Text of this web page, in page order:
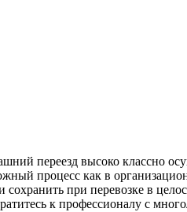
переезд высоко
процесс как в
при перевозке в
к профессионалу с